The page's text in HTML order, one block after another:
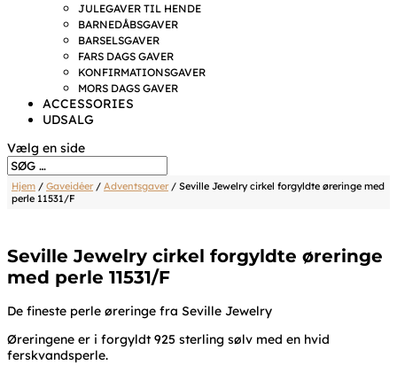
JULEGAVER TIL HENDE
BARNEDÅBSGAVER
BARSELSGAVER
FARS DAGS GAVER
KONFIRMATIONSGAVER
MORS DAGS GAVER
ACCESSORIES
UDSALG
Vælg en side
Hjem / Gaveidéer/ Adventsgaver/ Seville Jewelry cirkel forgyldte øreringe med
perle 11531/F
Seville Jewelry cirkel forgyldte øreringe
med perle 11531/F
De fineste perle øreringe fra Seville Jewelry
Øreringene er i forgyldt 925 sterling sølv med en hvid
ferskvandsperle.